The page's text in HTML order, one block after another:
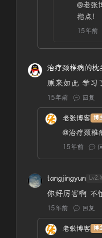
@老张
指点！
15年前
治疗颈椎病的枕
原来如此 学习
15年前 回复
老张博客 博
@治疗颈椎
15年前
tangjingyun Lv2.
你好厉害啊 不
15年前 回复
老张博客 博